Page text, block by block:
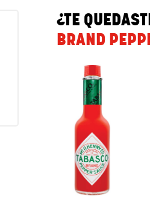
¿TE
BRAND